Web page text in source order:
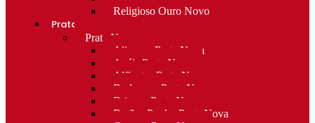
Religioso Ouro Novo
Prata
Prata Nova
Alianças Prata Nova
Anéis Prata Nova
Alfinetes Prata Nova
Berloques Prata Nova
Brincos Prata Nova
Botões Punho Prata Nova